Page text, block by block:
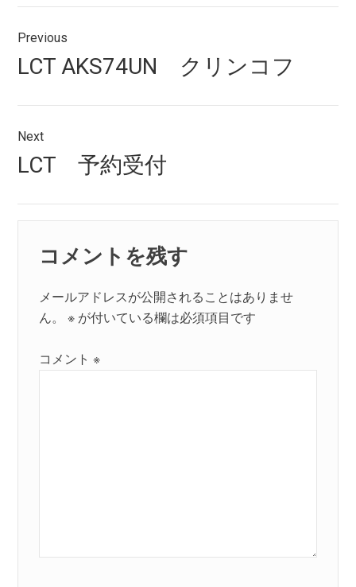
投
稿
ナ
ビ
ゲ
ー
シ
ョ
ン
Previous
Previous
post:
LCT AKS74UN クリンコフ
Next
Next
post:
LCT 予約受付
コメントを残す
メールアドレスが公開されることはありませ
ん。
※ が付いている欄は必須項目です
コメント※